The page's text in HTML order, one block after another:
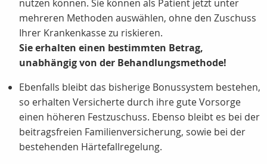
nutzen können. Sie können als Patient jetzt unter
mehreren Methoden auswählen, ohne den Zuschuss
Ihrer Krankenkasse zu riskieren.
Sie erhalten einen bestimmten Betrag,
unabhängig von der Behandlungsmethode!
Ebenfalls bleibt das bisherige Bonussystem bestehen,
so erhalten Versicherte durch ihre gute Vorsorge
einen höheren Festzuschuss. Ebenso bleibt es bei der
beitragsfreien Familienversicherung, sowie bei der
bestehenden Härtefallregelung.